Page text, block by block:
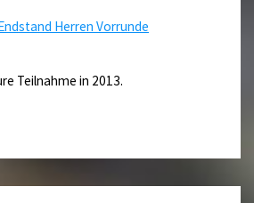
Herren Vorrunde
Teilnahme in 2013.